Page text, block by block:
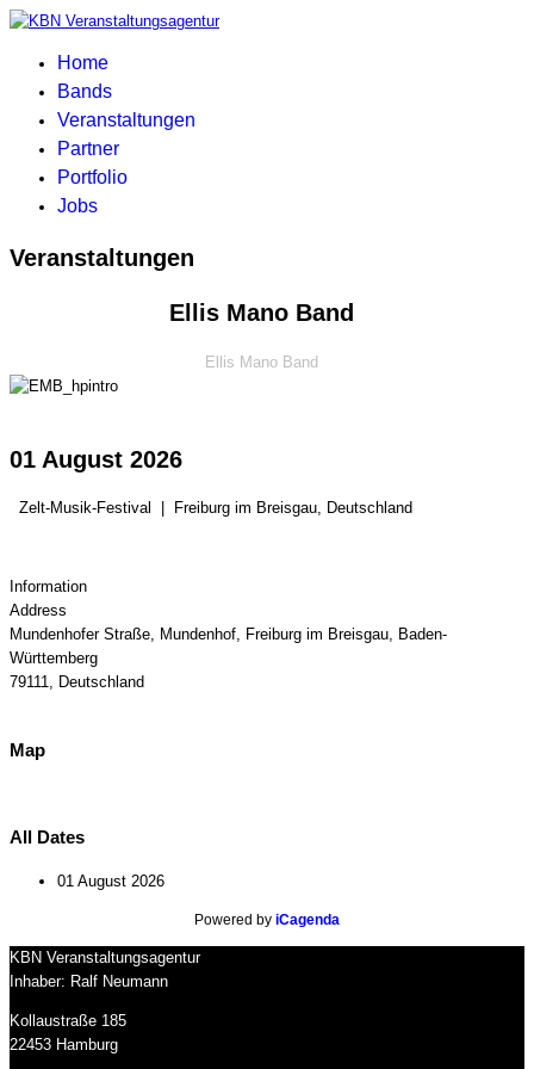
Home
Bands
Veranstaltungen
Partner
Portfolio
Jobs
Veranstaltungen
Ellis Mano Band
Ellis Mano Band
01 August 2026
Zelt-Musik-Festival Freiburg im Breisgau, Deutschland
Information
Address
Mundenhofer Straße, Mundenhof, Freiburg im Breisgau, Baden-
Württemberg
79111, Deutschland
Map
All Dates
01 August 2026
Powered by iCagenda
KBN Veranstaltungsagentur
Inhaber: Ralf Neumann
Kollaustraße 185
22453 Hamburg